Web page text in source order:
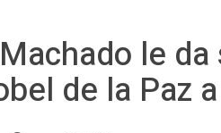
le
de la Paz